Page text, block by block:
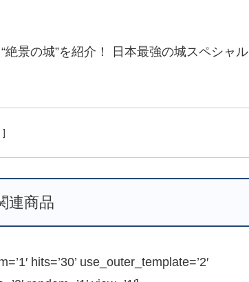
景の城”を紹介！ 日本最強の城スペシャル
連商品
hits=’30’ use_outer_template=’2′